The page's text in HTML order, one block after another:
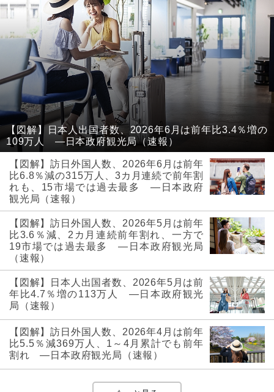
【図解】日本人出国者数、2026年6月は前年比3.4％増の
109万人 ―日本政府観光局（速報）
【図解】訪日外国人数、2026年6月は前年
比6.8％減の315万人、3カ月連続で前年割
れも、15市場では過去最多 ―日本政府
観光局（速報）
【図解】訪日外国人数、2026年5月は前年
比3.6％減、2カ月連続前年割れ、一方で
19市場では過去最多 ―日本政府観光局
（速報）
【図解】日本人出国者数、2026年5月は前
年比4.7％増の113万人 ―日本政府観光
局（速報）
【図解】訪日外国人数、2026年4月は前年
比5.5％減369万人、1～4月累計でも前年
割れ ―日本政府観光局（速報）